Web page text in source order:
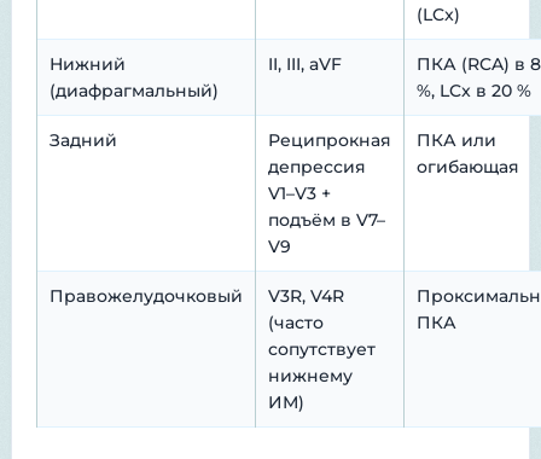
(LCx)
Нижний
(диафрагмальный)
II, III, aVF
ПКА (RCA) в
%, LCx в 20 %
Задний
Реципрокная
депрессия
V1–V3 +
подъём в V7–
V9
ПКА или
огибающая
Правожелудочковый
V3R, V4R
(часто
сопутствует
нижнему
ИМ)
ПКА